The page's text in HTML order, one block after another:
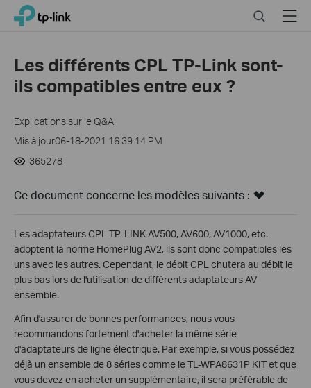
Click
navigation
TP-Link, Reliably Smart SearchMenu
Les différents CPL TP-Link sont-
ils compatibles entre eux ?
Explications sur le Q&A
Mis à jour06-18-2021 16:39:14 PM
365278
Ce document concerne les modèles suivants :
Les adaptateurs CPL TP-LINK AV500, AV600, AV1000, etc.
adoptent la norme HomePlug AV2, ils sont donc compatibles les
uns avec les autres. Cependant, le débit CPL chutera au débit le
plus bas lors de l'utilisation de différents adaptateurs AV
ensemble.
Afin d'assurer de bonnes performances, nous vous
recommandons fortement d'acheter la même série
d'adaptateurs de ligne électrique. Par exemple, si vous possédez
déjà un ensemble de 8 séries comme le TL-WPA8631P KIT et que
vous devez en acheter un supplémentaire, il sera préférable de